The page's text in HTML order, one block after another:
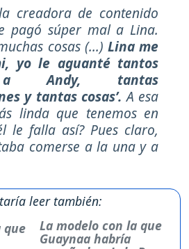
creadora de contenido
pagó súper mal a Lina.
cosas (...) Lina me
yo le aguanté tantos
a Andy, tantas
y tantas cosas’. A esa
linda que tenemos en
le falla así? Pues claro,
comerse a la una y a
leer también:
La modelo con la que
Guaynaa habría